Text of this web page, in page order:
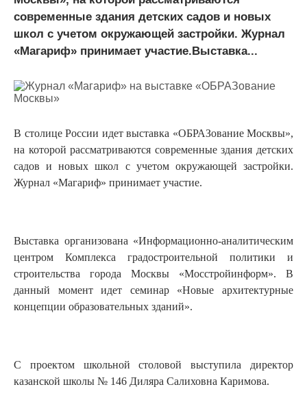
современные здания детских садов и новых
школ с учетом окружающей застройки. Журнал
«Магариф» принимает участие.Выставка...
В столице России идет выставка «ОБРАЗование Москвы»,
на которой рассматриваются современные здания детских
садов и новых школ с учетом окружающей застройки.
Журнал «Магариф» принимает участие.
Выставка организована «Информационно-аналитическим
центром Комплекса градостроительной политики и
строительства города Москвы «Мосстройинформ». В
данный момент идет семинар «Новые архитектурные
концепции образовательных зданий».
С проектом школьной столовой выступила директор
казанской школы № 146 Диляра Салиховна Каримова.